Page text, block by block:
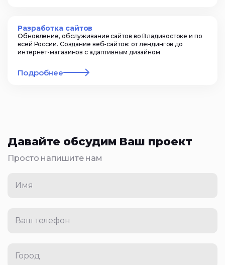
Разработка сайтов
Обновление, обслуживание сайтов во Владивостоке и по
всей России. Создание веб-сайтов: от лендингов до
интернет-магазинов с адаптивным дизайном
Подробнее
Давайте обсудим Ваш проект
Просто напишите нам
Имя
Ваш телефон
Город